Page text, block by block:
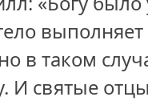
в таком
И святые